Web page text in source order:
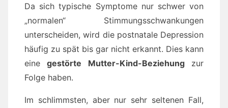
Da sich typische Symptome nur schwer von
„normalen“ Stimmungsschwankungen
unterscheiden, wird die postnatale Depression
häufig zu spät bis gar nicht erkannt. Dies kann
einegestörte Mutter-Kind-Beziehungzur
Folge haben.
Im schlimmsten, aber nur sehr seltenen Fall,